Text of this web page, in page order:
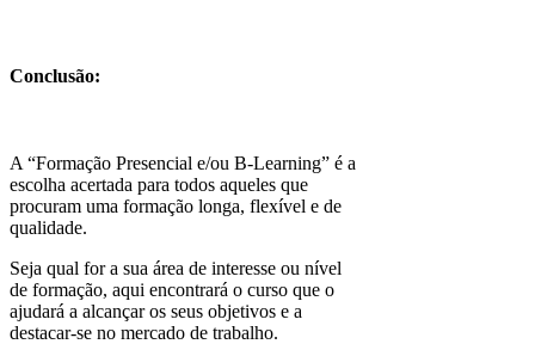
Conclusão:
A “Formação Presencial e/ou B-Learning” é a
escolha acertada para todos aqueles que
procuram uma formação longa, flexível e de
qualidade.
Seja qual for a sua área de interesse ou nível
de formação, aqui encontrará o curso que o
ajudará a alcançar os seus objetivos e a
destacar-se no mercado de trabalho.